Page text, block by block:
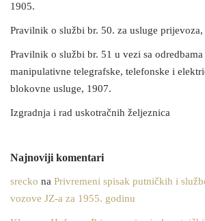
1905.
Pravilnik o službi br. 50. za usluge prijevoza,
Pravilnik o službi br. 51 u vezi sa
manipulativne telegrafske, telefonske i
blokovne usluge, 1907.
Izgradnja i rad uskotračnih željeznica
Najnoviji komentari
srecko na Privremeni spisak putničkih i
vozove JZ-a za 1955. godinu